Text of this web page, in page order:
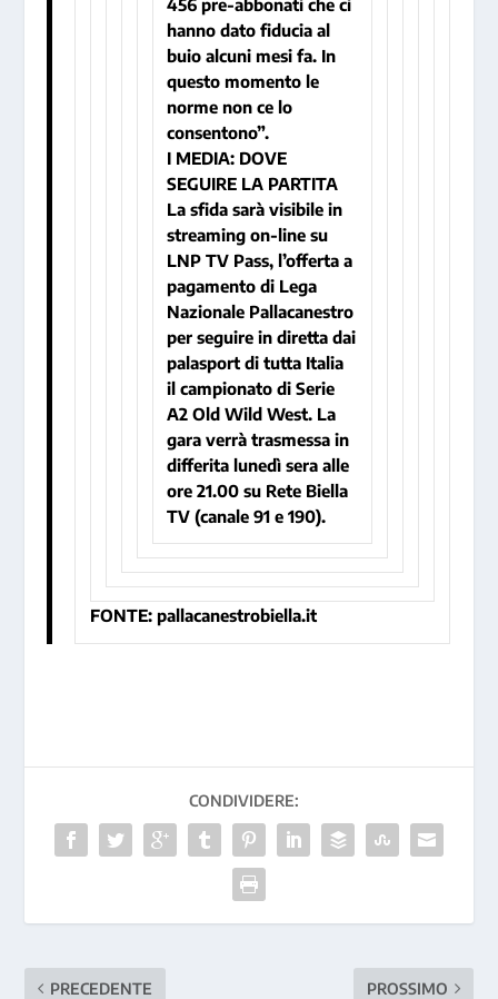
456 pre-abbonati che ci
hanno dato fiducia al
buio alcuni mesi fa. In
questo momento le
norme non ce lo
consentono”.
I MEDIA: DOVE
SEGUIRE LA PARTITA
La sfida sarà visibile in
streaming on-line su
LNP TV Pass, l’offerta a
pagamento di Lega
Nazionale Pallacanestro
per seguire in diretta dai
palasport di tutta Italia
il campionato di Serie
A2 Old Wild West. La
gara verrà trasmessa in
differita lunedì sera alle
ore 21.00 su Rete Biella
TV (canale 91 e 190).
FONTE: pallacanestrobiella.it
CONDIVIDERE:
PRECEDENTE PROSSIMO